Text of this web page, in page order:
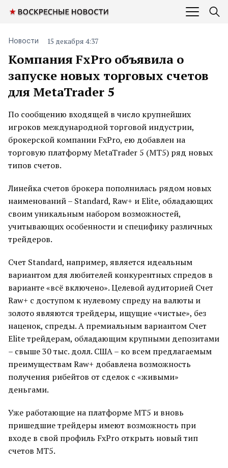
Компания FxPro объявила о
запуске новых торговых счетов
для MetaTrader 5
Новости 15 декабря 4:37
По сообщению входящей в число крупнейших
игроков международной торговой индустрии,
брокерской компании FxPro, ею добавлен на
торговую платформу MetaTrader 5 (MT5) ряд новых
типов счетов.
Линейка счетов брокера пополнилась рядом новых
наименований – Standard, Raw+ и Elite, обладающих
своим уникальным набором возможностей,
учитывающих особенности и специфику различных
трейдеров.
Счет Standard, например, является идеальным
вариантом для любителей конкурентных спредов в
варианте «всё включено». Целевой аудиторией Счет
Raw+ с доступом к нулевому спреду на валюты и
золото являются трейдеры, ищущие «чистые», без
наценок, спреды. А премиальным вариантом Счет
Elite трейдерам, обладающим крупными депозитами
– свыше 30 тыс. долл. США – ко всем предлагаемым
преимуществам Raw+ добавлена возможность
получения рибейтов от сделок с «живыми»
деньгами.
Уже работающие на платформе MT5 и вновь
пришедшие трейдеры имеют возможность при
входе в свой профиль FxPro открыть новый тип
счетов MT5.